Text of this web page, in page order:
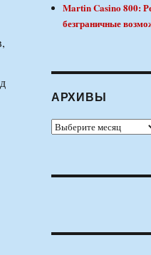
Martin Casino 800:
безграничные
АРХИВЫ
Архивы